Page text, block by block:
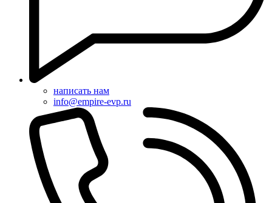
написать нам
info@empire-evp.ru